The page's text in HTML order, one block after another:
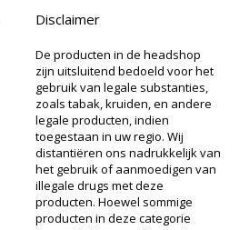
Disclaimer
De producten in de headshop
zijn uitsluitend bedoeld voor het
gebruik van legale substanties,
zoals tabak, kruiden, en andere
legale producten, indien
toegestaan in uw regio. Wij
distantiëren ons nadrukkelijk van
het gebruik of aanmoedigen van
illegale drugs met deze
producten. Hoewel sommige
producten in deze categorie